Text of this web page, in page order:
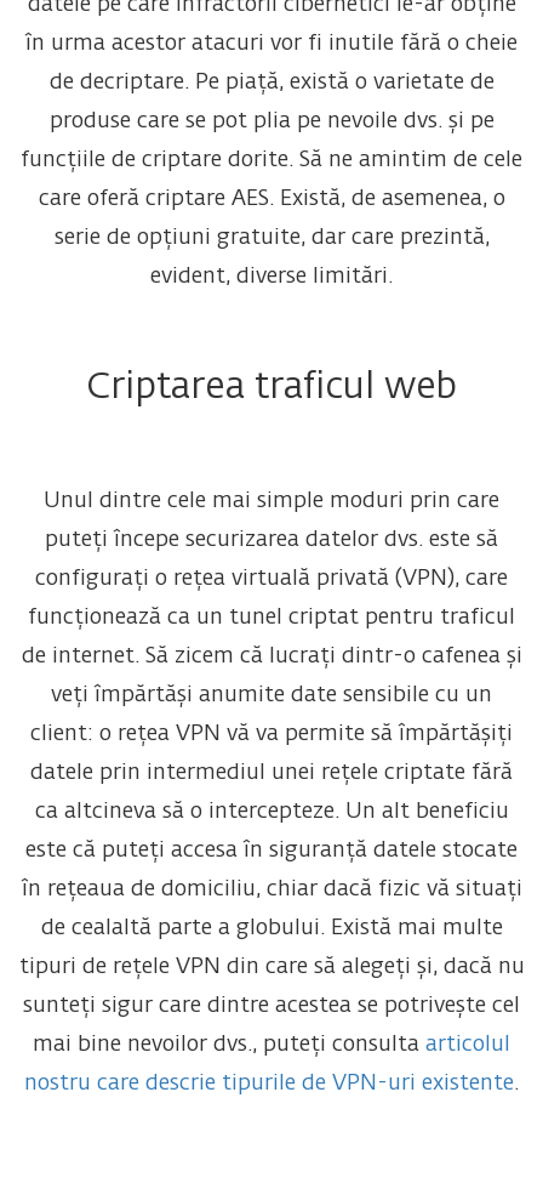
datele pe care infractorii cibernetici le-ar obține
în urma acestor atacuri vor fi inutile fără o cheie
de decriptare. Pe piață, există o varietate de
produse care se pot plia pe nevoile dvs. și pe
funcțiile de criptare dorite. Să ne amintim de cele
care oferă criptare AES. Există, de asemenea, o
serie de opțiuni gratuite, dar care prezintă,
evident, diverse limitări.
Criptarea traficul web
Unul dintre cele mai simple moduri prin care
puteți începe securizarea datelor dvs. este să
configurați o rețea virtuală privată (VPN), care
funcționează ca un tunel criptat pentru traficul
de internet. Să zicem că lucrați dintr-o cafenea și
veți împărtăși anumite date sensibile cu un
client: o rețea VPN vă va permite să împărtășiți
datele prin intermediul unei rețele criptate fără
ca altcineva să o intercepteze. Un alt beneficiu
este că puteți accesa în siguranță datele stocate
în rețeaua de domiciliu, chiar dacă fizic vă situați
de cealaltă parte a globului. Există mai multe
tipuri de rețele VPN din care să alegeți și, dacă nu
sunteți sigur care dintre acestea se potrivește cel
mai bine nevoilor dvs., puteți consulta articolul
nostru care descrie tipurile de VPN-uri existente.